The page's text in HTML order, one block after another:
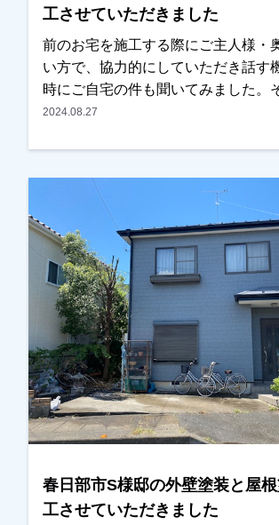
工させていただきました
前のお宅を施工する際にご主人様・
い方で、協力的にしていただき話す
時にご自宅の件も聞いてみました。
た方がいいとの事でしたので、是非
で、仕上りは心配していないとおっ
さり、予算面もこれなら大丈夫との
いただきました。仕上りは全然問題
で、お褒めいただきました。本当に
ざいました。越谷市・春日部市・野
装をお考えのお客様、まずはご相談
夫です！現地調査・お見積りはもち
す！ご遠慮なくお申しつけください
おります！
2024.08.27
春日部市S様邸の外壁塗装と屋
工させていただきました